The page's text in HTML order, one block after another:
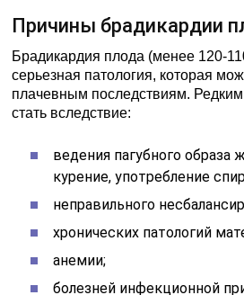
Причины брадикардии
Брадикардия плода (менее 120-
серьезная патология, которая
плачевным последствиям.
стать вследствие:
ведения пагубного образа
курение, употребление
неправильного
хронических патологий
анемии;
болезней инфекционной